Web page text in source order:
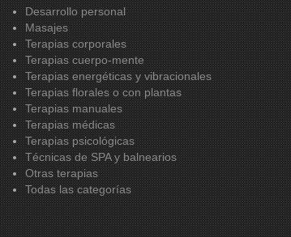
Desarrollo personal
Masajes
Terapias corporales
Terapias cuerpo-mente
Terapias energéticas y vibracionales
Terapias florales o con plantas
Terapias manuales
Terapias médicas
Terapias psicológicas
Técnicas de SPA y balnearios
Otras terapias
Todas las categorías